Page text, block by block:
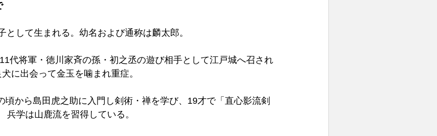
として生まれる。幼名および通称は麟太郎。
代将軍・徳川家斉の孫・初之丞の遊び相手として江戸城へ召され
に出会って金玉を噛まれ重症。
頃から島田虎之助に入門し剣術・禅を学び、19才で「直心影流剣
兵学は山鹿流を習得している。